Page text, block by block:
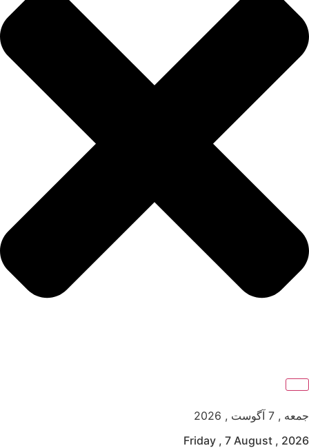
جمعه , 7 آگوست , 2026
Friday , 7 August , 2026